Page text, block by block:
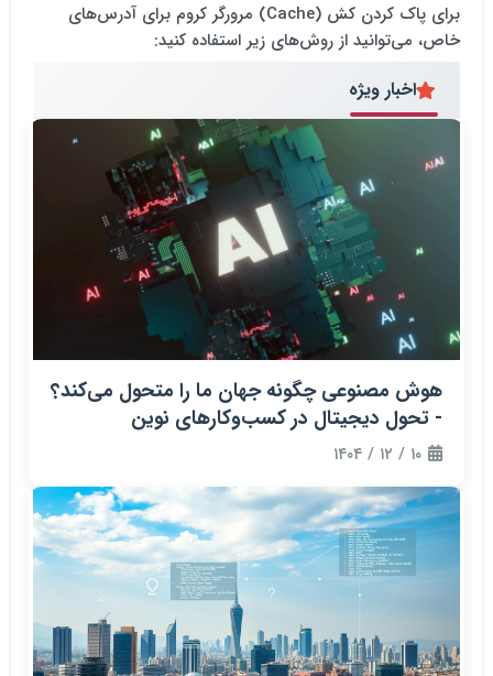
برای پاک کردن کش (Cache) مرورگر کروم برای آدرس‌های
خاص، می‌توانید از روش‌های زیر استفاده کنید:
اخبار ویژه
هوش مصنوعی چگونه جهان ما را متحول می‌کند؟
- تحول دیجیتال در کسب‌وکارهای نوین
۱۰ / ۱۲ / ۱۴۰۴